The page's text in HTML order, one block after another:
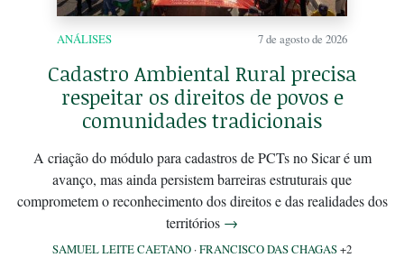
ANÁLISES 7 de agosto de 2026
Cadastro Ambiental Rural precisa
respeitar os direitos de povos e
comunidades tradicionais
A criação do módulo para cadastros de PCTs no Sicar é um
avanço, mas ainda persistem barreiras estruturais que
comprometem o reconhecimento dos direitos e das realidades dos
territórios →
SAMUEL LEITE CAETANO ·FRANCISCO DAS CHAGAS+2